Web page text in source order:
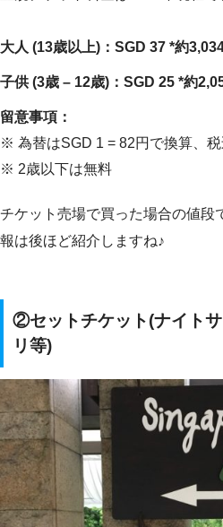
大人 (13歳以上)：SGD 37 *約
子供 (3歳 – 12歳)：SGD 25 *約
留意事項：
※ 為替はSGD 1 = 82円で換算、
※ 2歳以下は無料
チケット売場で買った場合の値段
報は後ほど紹介しますね♪
②セットチケット(ナイト
リ等)